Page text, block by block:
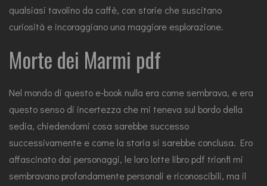
qualsiasi tavolino da caffè, con storie che suscitano
curiosità e incoraggiano una maggiore esplorazione.
Morte dei Marmi pdf
Nel mondo di questo e-book nulla era come sembrava, e era
questo senso di incertezza che mi teneva sul bordo della
sedia, chiedendomi cosa sarebbe successo
successivamente e come la storia si sarebbe conclusa. Ero
affascinato dai personaggi, le loro lotte libro pdf trionfi mi
sembravano profondamente personali e riconoscibili, ma il